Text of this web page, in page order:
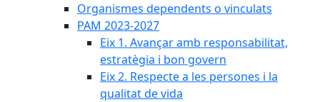
Organismes dependents o vinculats
PAM 2023-2027
Eix 1. Avançar amb responsabilitat,
estratègia i bon govern
Eix 2. Respecte a les persones i la
qualitat de vida